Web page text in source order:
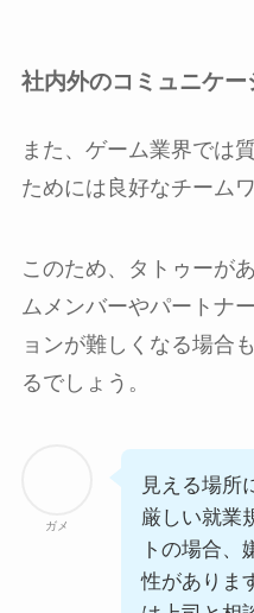
社内外のコミュニケー
また、ゲーム業界では
ためには良好なチーム
このため、タトゥーが
ムメンバーやパートナ
ョンが難しくなる場合
るでしょう。
ガメ
見える場所
厳しい就業
トの場合、
性がありま